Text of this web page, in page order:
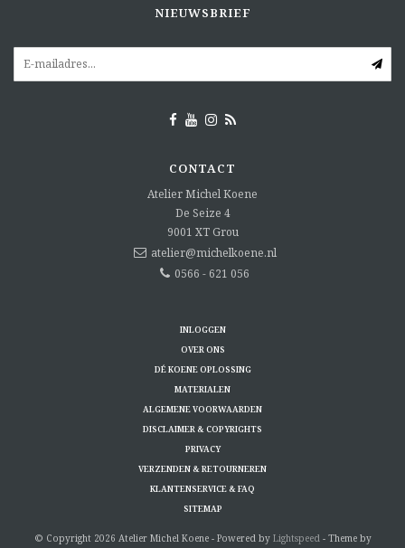
NIEUWSBRIEF
CONTACT
Atelier Michel Koene
De Seize 4
9001 XT Grou
atelier@michelkoene.nl
0566 - 621 056
INLOGGEN
OVER ONS
DÉ KOENE OPLOSSING
MATERIALEN
ALGEMENE VOORWAARDEN
DISCLAIMER & COPYRIGHTS
PRIVACY
VERZENDEN & RETOURNEREN
KLANTENSERVICE & FAQ
SITEMAP
© Copyright 2026 Atelier Michel Koene - Powered by Lightspeed- Theme by